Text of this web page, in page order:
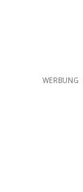
WERBUNG